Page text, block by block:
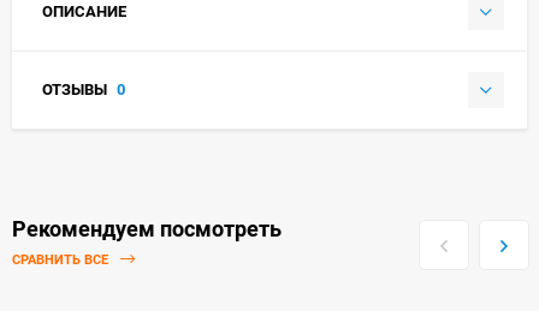
ОПИСАНИЕ
ОТЗЫВЫ 0
Рекомендуем посмотреть
СРАВНИТЬ ВСЕ